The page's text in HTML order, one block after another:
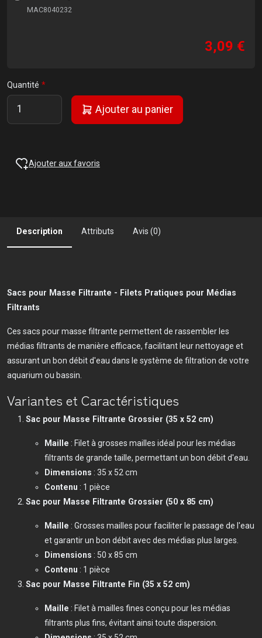
MAC8040232
3,09 €
Quantité
Ajouter au panier
Ajouter aux favoris
Description Attributs Avis (0)
Sacs pour Masse Filtrante - Filets Pratiques pour Médias
Filtrants
Ces sacs pour masse filtrante permettent de rassembler les
médias filtrants de manière efficace, facilitant leur nettoyage et
assurant un bon débit d'eau dans le système de filtration de votre
aquarium ou bassin.
Variantes et Caractéristiques
Sac pour Masse Filtrante Grossier (35 x 52 cm)
Maille : Filet à grosses mailles idéal pour les médias
filtrants de grande taille, permettant un bon débit d'eau.
Dimensions : 35 x 52 cm
Contenu : 1 pièce
Sac pour Masse Filtrante Grossier (50 x 85 cm)
Maille : Grosses mailles pour faciliter le passage de l'eau
et garantir un bon débit avec des médias plus larges.
Dimensions : 50 x 85 cm
Contenu : 1 pièce
Sac pour Masse Filtrante Fin (35 x 52 cm)
Maille : Filet à mailles fines conçu pour les médias
filtrants plus fins, évitant ainsi toute dispersion.